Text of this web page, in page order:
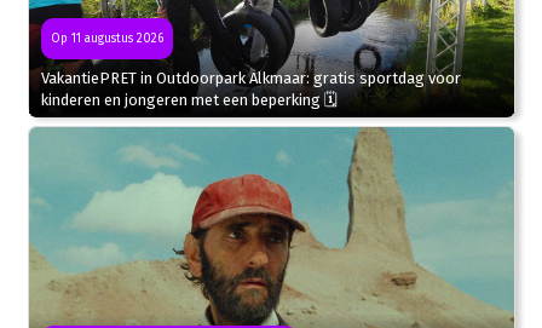
Op 11 augustus 2026
VakantiePRET in Outdoorpark Alkmaar: gratis sportdag voor
kinderen en jongeren met een beperking 🗓